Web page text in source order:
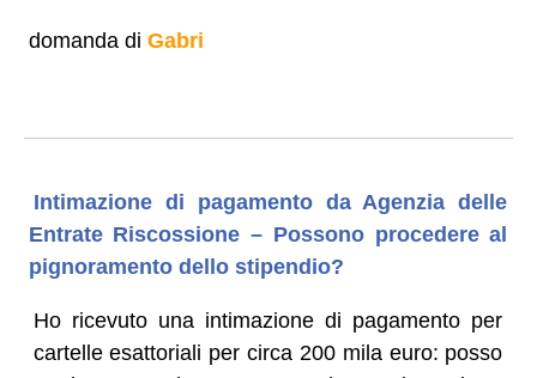
domanda di Gabri
Intimazione di pagamento da Agenzia delle
Entrate Riscossione – Possono procedere al
pignoramento dello stipendio?
Ho ricevuto una intimazione di pagamento per
cartelle esattoriali per circa 200 mila euro: posso